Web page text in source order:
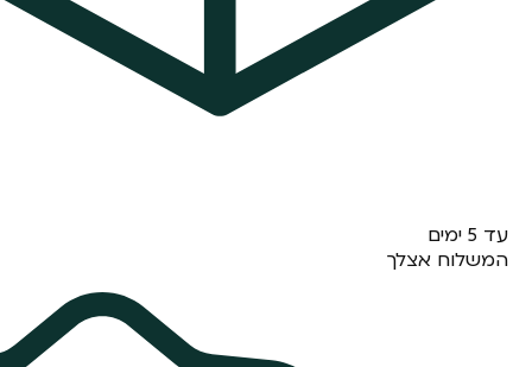
עד 5 ימים
המשלוח אצלך